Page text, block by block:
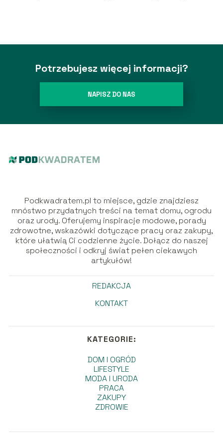
Potrzebujesz więcej informacji?
NAPISZ DO NAS
Podkwadratem.pl to miejsce, gdzie znajdziesz
mnóstwo przydatnych treści na temat domu, ogrodu
oraz urody. Oferujemy inspiracje modowe, porady
zdrowotne, wskazówki dotyczące pracy oraz zakupy,
które ułatwią Ci codzienne życie. Dołącz do naszej
społeczności i odkryj świat pełen ciekawych
artykułów!
REDAKCJA
KONTAKT
KATEGORIE:
DOM I OGRÓD
LIFESTYLE
MODA I URODA
PRACA
ZAKUPY
ZDROWIE